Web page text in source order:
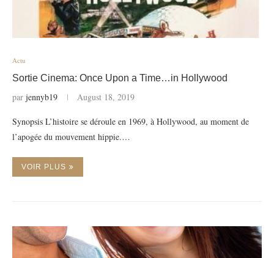
Actu
Sortie Cinema: Once Upon a Time…in Hollywood
par jennyb19 August 18, 2019
Synopsis L’histoire se déroule en 1969, à Hollywood, au moment de
l’apogée du mouvement hippie.…
VOIR PLUS